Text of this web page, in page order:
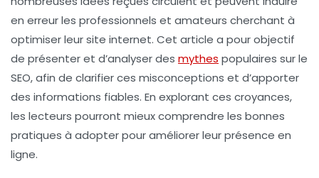
en erreur les professionnels et amateurs cherchant à
optimiser leur site internet. Cet article a pour objectif
de présenter et d’analyser des mythes populaires sur le
SEO, afin de clarifier ces misconceptions et d’apporter
des informations fiables. En explorant ces croyances,
les lecteurs pourront mieux comprendre les bonnes
pratiques à adopter pour améliorer leur présence en
ligne.